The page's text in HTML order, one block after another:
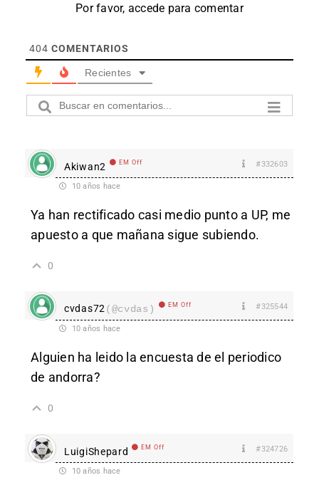
Por favor, accede para comentar
404 COMENTARIOS
Recientes
Akiwan2 EM Off #332603
10 años hace
Ya han rectificado casi medio punto a UP, me
apuesto a que mañana sigue subiendo.
0
cvdas72 (@cvdas) EM Off #325544
10 años hace
Alguien ha leido la encuesta de el periodico
de andorra?
0
LuigiShepard EM Off #324726
10 años hace